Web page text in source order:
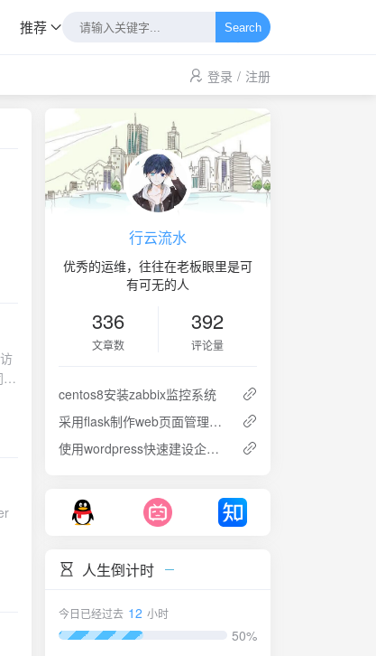
推荐 Search
登录 / 注册
行云流水
优秀的运维，往往在老板眼里是可
有可无的人
336
文章数
392
评论量
centos8安装zabbix监控系统
采用flask制作web页面管理nginx配置的IP白名单
使用wordpress快速建设企业官网
人生倒计时
今日已经过去 12 小时
50%